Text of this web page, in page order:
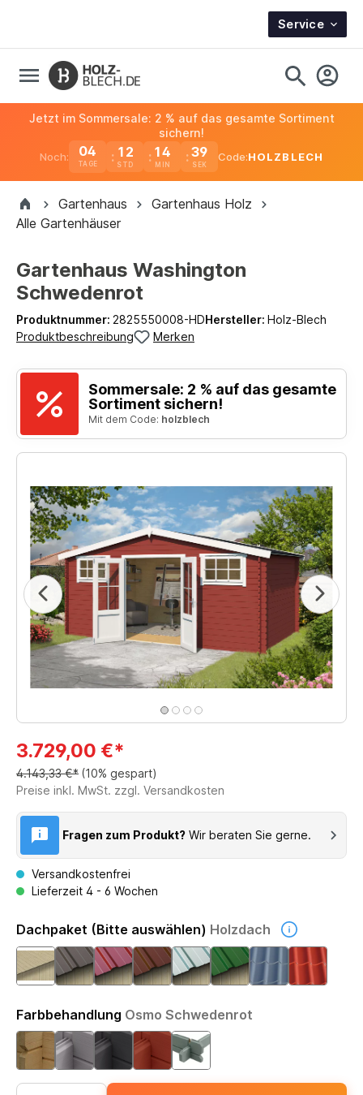
Service
Noch: 04
TAGE
12 14 39
Jetzt im Sommersale: 2 % auf das gesamte Sortiment
sichern!
Code:HOLZBLECH
Gartenhaus
Gartenhaus Holz
Alle Gartenhäuser
Gartenhaus Washington
Schwedenrot
Produktnummer: 2825550008-HDHersteller: Holz-Blech
Produktbeschreibung
Merken
Sommersale: 2 % auf das gesamte
Sortiment sichern!
Mit dem Code: holzblech
3.729,00 €*
4.143,33 €* (10% gespart)
Preise inkl. MwSt. zzgl. Versandkosten
Fragen zum Produkt? Wir beraten Sie gerne.
Versandkostenfrei
Lieferzeit 4 - 6 Wochen
Dachpaket (Bitte auswählen) Holzdach
Farbbehandlung Osmo Schwedenrot